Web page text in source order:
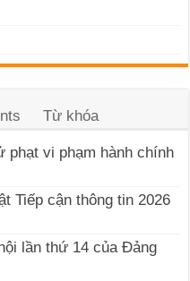
Từ khóa
phạt vi phạm hành chính
Tiếp cận thông tin 2026
lần thứ 14 của Đảng